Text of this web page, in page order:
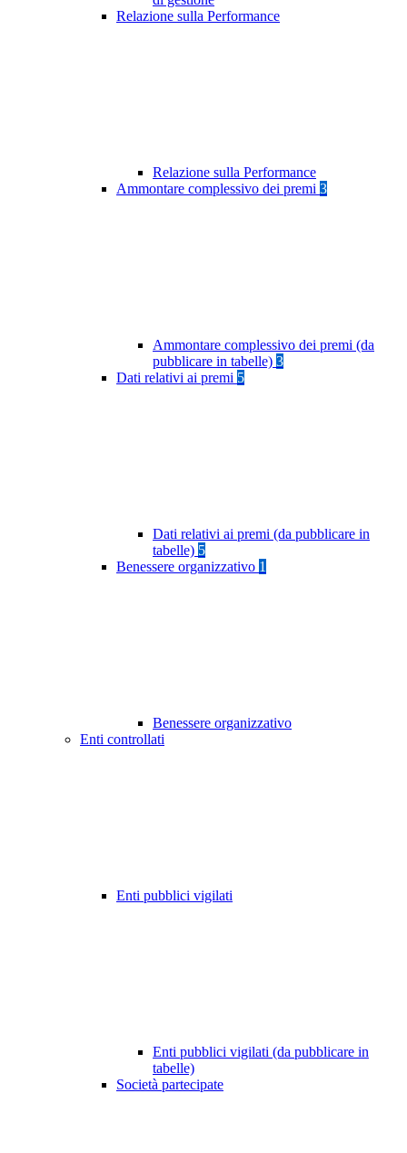
Relazione sulla Performance
Relazione sulla Performance
Ammontare complessivo dei premi 3
Ammontare complessivo dei premi (da
pubblicare in tabelle) 3
Dati relativi ai premi 5
Dati relativi ai premi (da pubblicare in
tabelle) 5
Benessere organizzativo 1
Benessere organizzativo
Enti controllati
Enti pubblici vigilati
Enti pubblici vigilati (da pubblicare in
tabelle)
Società partecipate